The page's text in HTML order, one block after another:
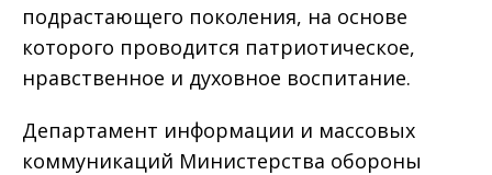
подрастающего поколения, на основе
которого проводится патриотическое,
нравственное и духовное воспитание.
Департамент информации и массовых
коммуникаций Министерства обороны